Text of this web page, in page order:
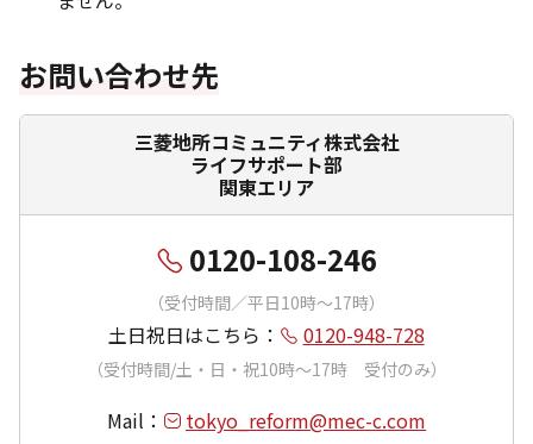
お問い合わせ先
三菱地所コミュニティ株式会社
ライフサポート部
関東エリア
0120-108-246
（受付時間／平日10時〜17時）
土日祝日はこちら： 0120-948-728
（受付時間/土・日・祝10時〜17時 受付のみ）
Mail： tokyo_reform@mec-c.com